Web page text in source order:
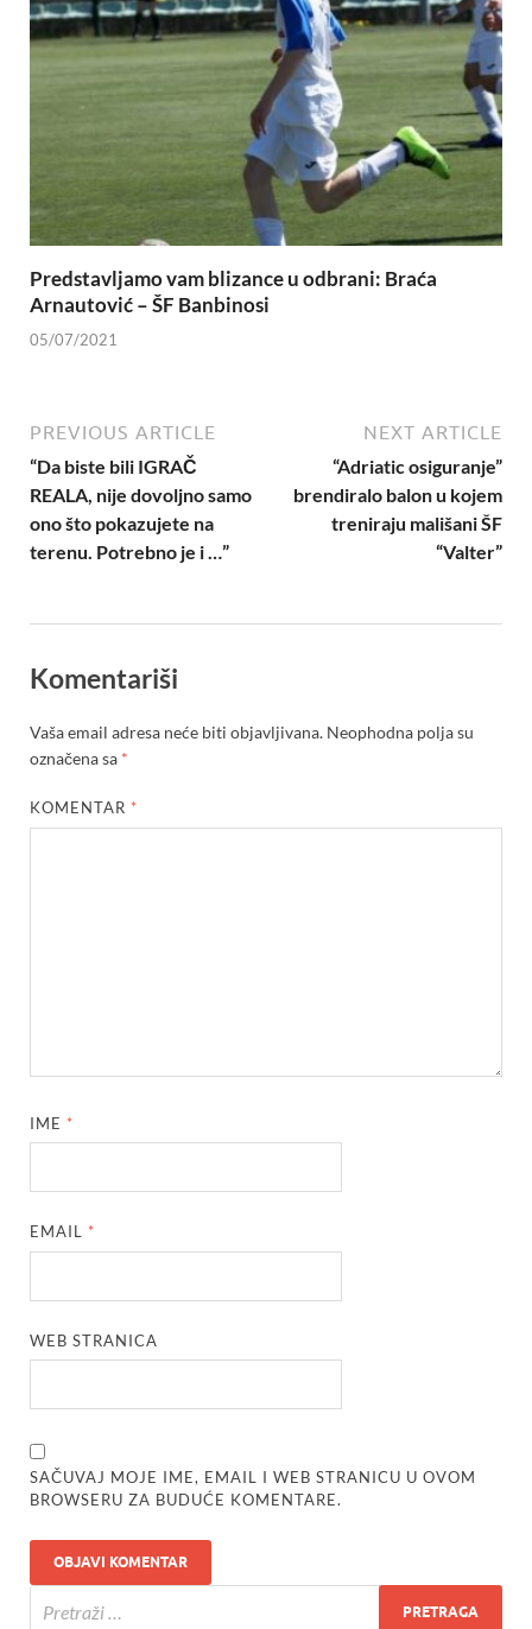
Predstavljamo vam blizance u odbrani: Braća
Arnautović – ŠF Banbinosi
05/07/2021
PREVIOUS ARTICLE
“Da biste bili IGRAČ
REALA, nije dovoljno samo
ono što pokazujete na
terenu. Potrebno je i …”
NEXT ARTICLE
“Adriatic osiguranje”
brendiralo balon u kojem
treniraju mališani ŠF
“Valter”
Komentariši
Vaša email adresa neće biti objavljivana. Neophodna polja su
označena sa *
KOMENTAR *
IME *
EMAIL *
WEB STRANICA
SAČUVAJ MOJE IME, EMAIL I WEB STRANICU U OVOM
BROWSERU ZA BUDUĆE KOMENTARE.